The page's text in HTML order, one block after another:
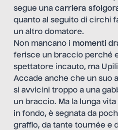
segue una carriera
quanto al seguito di circhi
un altro domatore.
Non mancano i momenti
ferisce un braccio perché
spettatore incauto, ma
Accade anche che un suo
si avvicini troppo a una
un braccio. Ma la lunga
in fondo, è segnata da
graffio, da tante tournée e